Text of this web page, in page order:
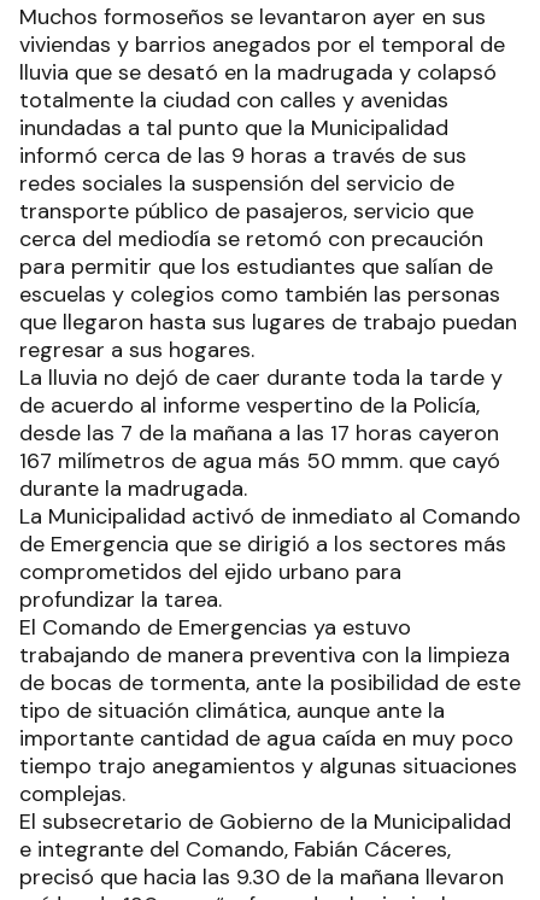
Muchos formoseños se levantaron ayer en sus
viviendas y barrios anegados por el temporal de
lluvia que se desató en la madrugada y colapsó
totalmente la ciudad con calles y avenidas
inundadas a tal punto que la Municipalidad
informó cerca de las 9 horas a través de sus
redes sociales la suspensión del servicio de
transporte público de pasajeros, servicio que
cerca del mediodía se retomó con precaución
para permitir que los estudiantes que salían de
escuelas y colegios como también las personas
que llegaron hasta sus lugares de trabajo puedan
regresar a sus hogares.
La lluvia no dejó de caer durante toda la tarde y
de acuerdo al informe vespertino de la Policía,
desde las 7 de la mañana a las 17 horas cayeron
167 milímetros de agua más 50 mmm. que cayó
durante la madrugada.
La Municipalidad activó de inmediato al Comando
de Emergencia que se dirigió a los sectores más
comprometidos del ejido urbano para
profundizar la tarea.
El Comando de Emergencias ya estuvo
trabajando de manera preventiva con la limpieza
de bocas de tormenta, ante la posibilidad de este
tipo de situación climática, aunque ante la
importante cantidad de agua caída en muy poco
tiempo trajo anegamientos y algunas situaciones
complejas.
El subsecretario de Gobierno de la Municipalidad
e integrante del Comando, Fabián Cáceres,
precisó que hacia las 9.30 de la mañana llevaron